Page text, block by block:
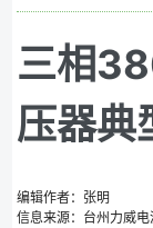
三相
压器典
编辑作者：张明
信息来源：台州力威电